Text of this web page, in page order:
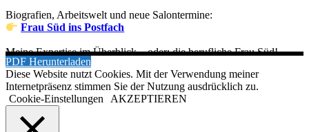
Biografien, Arbeitswelt und neue Salontermine:
Frau Süd ins Postfach
Meine Expertise im Überblick – oder: die berufliche Frau Süd!
PDF Herunterladen
Diese Website nutzt Cookies. Mit der Verwendung meiner
Internetpräsenz stimmen Sie der Nutzung ausdrücklich zu.
Cookie-Einstellungen
AKZEPTIEREN